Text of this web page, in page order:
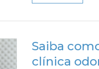
Saiba
clínica